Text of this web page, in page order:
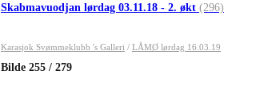
Skabmavuodjan lørdag 03.11.18 - 2. økt (296)
Karasjok Svømmeklubb 's Galleri / LÅMØ lørdag 16.03.19
Bilde 255 / 279